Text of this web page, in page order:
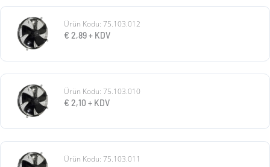
Ürün Kodu: 75.103.012
€ 2,89+ KDV
Ürün Kodu: 75.103.010
€ 2,10 + KDV
Ürün Kodu: 75.103.011